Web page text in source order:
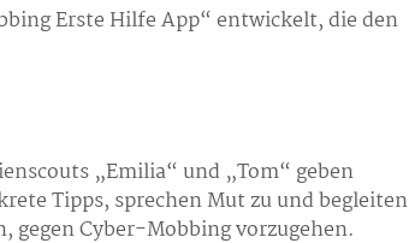
Erste Hilfe App“ entwickelt, die den
„Emilia“ und „Tom“ geben
Tipps, sprechen Mut zu und begleiten
gegen Cyber-Mobbing vorzugehen.